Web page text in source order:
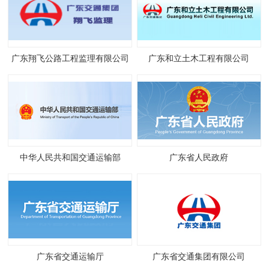
广东翔飞公路工程监理有限公司 广东和立土木工程有限公司
中华人民共和国交通运输部 广东省人民政府
广东省交通运输厅 广东省交通集团有限公司